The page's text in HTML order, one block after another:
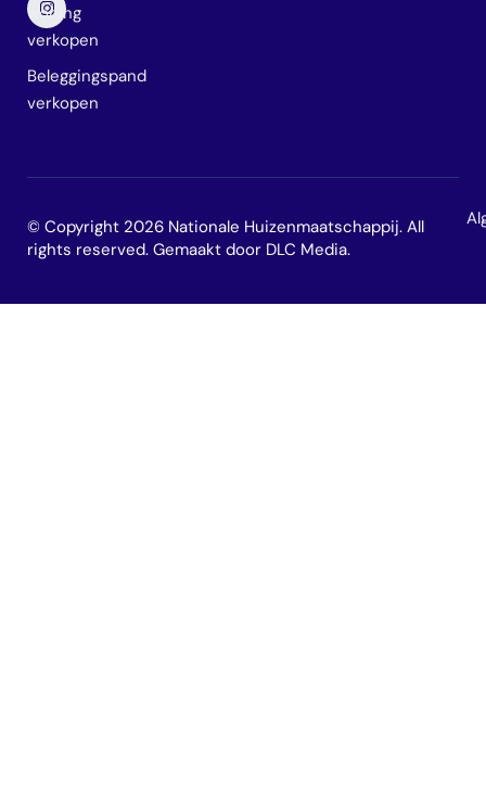
woning
verkopen
Beleggingspand
verkopen
© Copyright 2026 Nationale Huizenmaatschappij. All
rights reserved. Gemaakt door DLC Media.